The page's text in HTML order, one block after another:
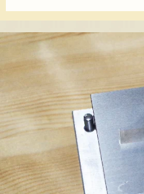
の高度な要望にも
造ることに心血を
なり、次第に全国
在は、高い安全性
強い信頼を集めて
を忘れないでほし
「ものづくりは楽
ってくるように感